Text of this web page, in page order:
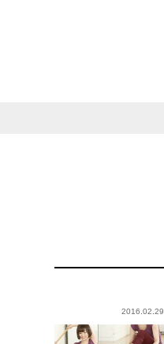
2016.02.29